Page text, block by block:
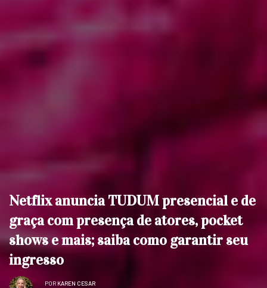
Netflix anuncia TUDUM presencial e de
graça com presença de atores, pocket
shows e mais; saiba como garantir seu
ingresso
POR KAREN CESAR